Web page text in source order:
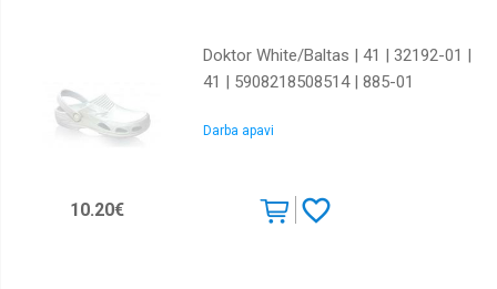
Doktor White/Baltas | 41 | 32192-01 |
41 | 5908218508514 | 885-01
Darba apavi
10.20€